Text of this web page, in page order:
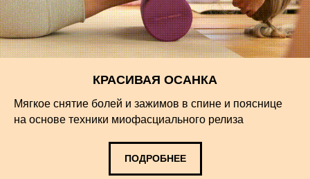
КРАСИВАЯ ОСАНКА
Мягкое снятие болей и зажимов в спине и пояснице
на основе техники миофасциального релиза
ПОДРОБНЕЕ